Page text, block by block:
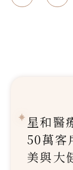
星和醫
50萬客
美與大